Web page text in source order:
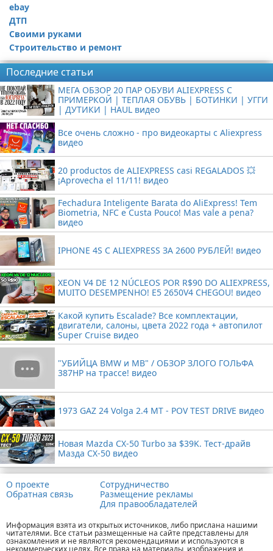
ebay
ДТП
Своими руками
Строительство и ремонт
Последние статьи
МЕГА ОБЗОР 20 ПАР ОБУВИ ALIEXPRESS С
ПРИМЕРКОЙ | ТЕПЛАЯ ОБУВЬ | БОТИНКИ | УГГИ
| ДУТИКИ | HAUL видео
Все очень сложно - про видеокарты с Aliexpress
видео
20 productos de ALIEXPRESS casi REGALADOS 💥
¡Aprovecha el 11/11! видео
Fechadura Inteligente Barata do AliExpress! Tem
Biometria, NFC e Custa Pouco! Mas vale a pena?
видео
IPHONE 4S С ALIEXPRESS ЗА 2600 РУБЛЕЙ! видео
XEON V4 DE 12 NÚCLEOS POR R$90 DO ALIEXPRESS,
MUITO DESEMPENHO! E5 2650V4 CHEGOU! видео
Какой купить Escalade? Все комплектации,
двигатели, салоны, цвета 2022 года + автопилот
Super Cruise видео
"УБИЙЦА BMW и MB" / ОБЗОР ЗЛОГО ГОЛЬФА
387HP на трассе! видео
1973 GAZ 24 Volga 2.4 MT - POV TEST DRIVE видео
Новая Mazda CX-50 Turbo за $39K. Тест-драйв
Мазда CX-50 видео
О проекте
Обратная связь
Сотрудничество
Размещение рекламы
Для правообладателей
Информация взята из открытых источников, либо прислана нашими
читателями. Все статьи размещенные на сайте представлены для
ознакомления и не являются рекомендациями и используются в